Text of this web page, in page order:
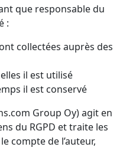
que responsable du
:
collectées auprès des
il est utilisé
il est conservé
Group Oy) agit en
du RGPD et traite les
compte de l’auteur,